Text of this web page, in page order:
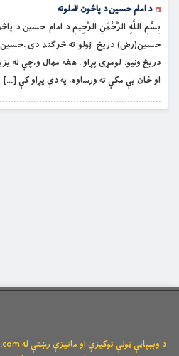
د امام حسين د پاڅون لاملونه
بِسْمِ اللَّهِ الرَّحْمَنِ الرَّحِيمِ د امام حسين د
حسین(رض) دریځ ټولو ته څرګند دی .حسین
دریځ ونیو: لومړی پړاو : هغه مهال و،چې له
او ځان یې مکې ته ورساوه، په دې پړاو کې […]